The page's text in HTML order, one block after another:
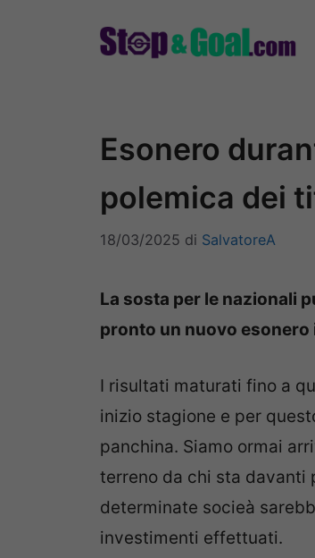
Esonero
polemica dei
18/03/2025 di SalvatoreA
La sosta per le nazionali
pronto un nuovo esonero
I risultati maturati fino a
inizio stagione e per
panchina. Siamo ormai
terreno da chi sta
determinate socieà
investimenti effettuati.